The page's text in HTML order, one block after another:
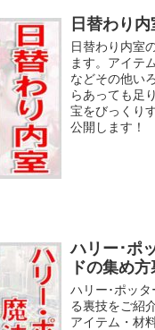
日替わり
日替わり内室
ます。アイテ
などその他い
らあっても足
宝をびっくり
公開します！
ハリー･ポ
ドの集め
ハリー･ポッ
る裏技をご紹
アイテム・材